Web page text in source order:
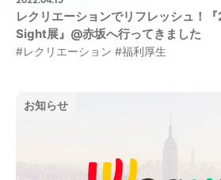
レクリエーションでリフレッシュ！
Sight展』@赤坂へ行ってきました
#レクリエーション #福利厚生
お知らせ